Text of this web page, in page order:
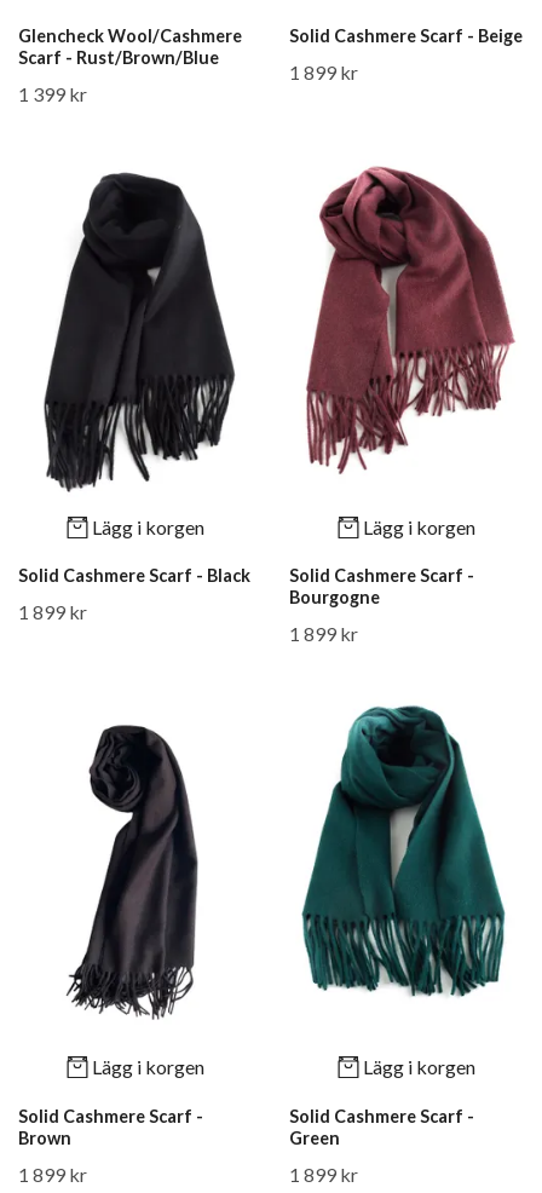
Glencheck Wool/Cashmere
Scarf - Rust/Brown/Blue
1 399 kr
Solid Cashmere Scarf - Beige
1 899 kr
Lägg i korgen
Solid Cashmere Scarf - Black
1 899 kr
Lägg i korgen
Solid Cashmere Scarf -
Bourgogne
1 899 kr
Lägg i korgen
Solid Cashmere Scarf -
Brown
1 899 kr
Lägg i korgen
Solid Cashmere Scarf -
Green
1 899 kr